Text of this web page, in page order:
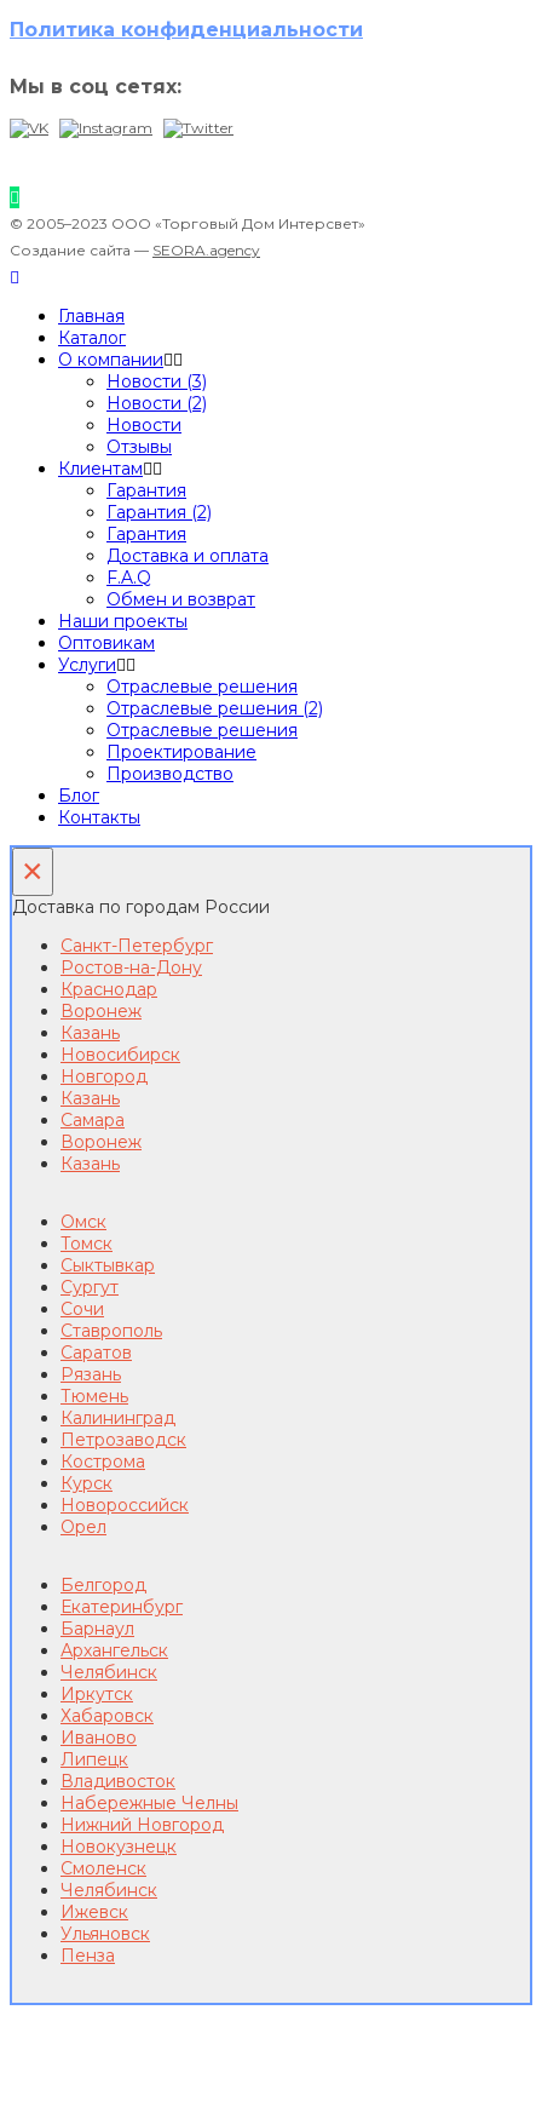
Политика конфиденциальности
Мы в соц сетях:
© 2005–2023 ООО «Торговый Дом Интерсвет»
Создание сайта — SEORA.agency
Главная
Каталог
О компании
Новости (3)
Новости (2)
Новости
Отзывы
Клиентам
Гарантия
Гарантия (2)
Гарантия
Доставка и оплата
F.A.Q
Обмен и возврат
Наши проекты
Оптовикам
Услуги
Отраслевые решения
Отраслевые решения (2)
Отраслевые решения
Проектирование
Производство
Блог
Контакты
×
Доставка по городам России
Санкт-Петербург
Ростов-на-Дону
Краснодар
Воронеж
Казань
Новосибирск
Новгород
Казань
Самара
Воронеж
Казань
Омск
Томск
Сыктывкар
Сургут
Сочи
Ставрополь
Саратов
Рязань
Тюмень
Калининград
Петрозаводск
Кострома
Курск
Новороссийск
Орел
Белгород
Екатеринбург
Барнаул
Архангельск
Челябинск
Иркутск
Хабаровск
Иваново
Липецк
Владивосток
Набережные Челны
Нижний Новгород
Новокузнецк
Смоленск
Челябинск
Ижевск
Ульяновск
Пенза